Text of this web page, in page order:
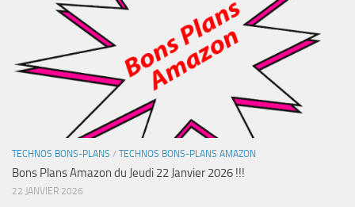
TECHNOS BONS-PLANS / TECHNOS BONS-PLANS AMAZON
Bons Plans Amazon du Jeudi 22 Janvier 2026 !!!
22 JANVIER 2026